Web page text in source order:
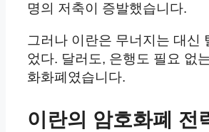
명의 저축이 증발했습니다.
그러나 이란은 무너지는 대신
었다. 달러도, 은행도 필요 없
화화폐였습니다.
이란의 암호화폐 전